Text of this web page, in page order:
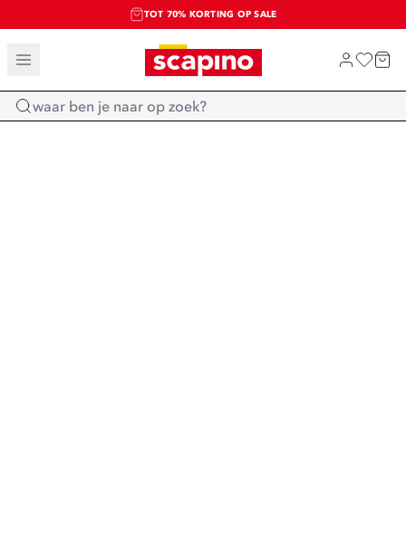
TOT 70% KORTING OP SALE
SALE: LAATSTE KANS!
SHOP NIEUW
Home